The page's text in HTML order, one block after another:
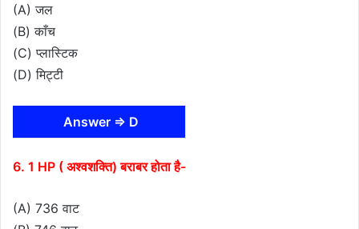
(A) जल
(B) काँच
(C) प्लास्टिक
(D) मिट्टी
Answer ⇒ D
6. 1 HP ( अश्वशक्ति) बराबर होता है-
(A) 736 वाट